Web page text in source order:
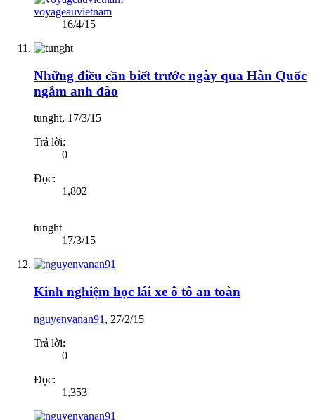
voyageauvietnam
16/4/15
Những điều cần biết trước ngày qua Hàn Quốc
ngắm anh đào
tunght, 17/3/15
Trả lời:
0
Đọc:
1,802
tunght
17/3/15
Kinh nghiệm học lái xe ô tô an toàn
nguyenvanan91 , 27/2/15
Trả lời:
0
Đọc:
1,353